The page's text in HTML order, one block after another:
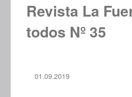
Revista La
todos Nº 35
01.09.2019